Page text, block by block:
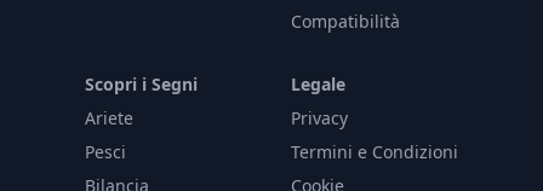
Compatibilità
Scopri i Segni
Ariete
Pesci
Bilancia
Legale
Privacy
Termini e Condizioni
Cookie